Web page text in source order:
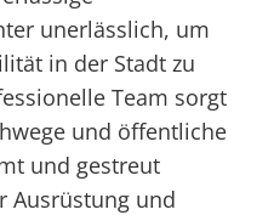
unerlässlich, um
in der Stadt zu
Team sorgt
und öffentliche
und gestreut
Ausrüstung und